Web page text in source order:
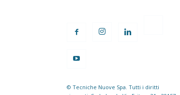
© Tecniche Nuove Spa. Tutti i diritti